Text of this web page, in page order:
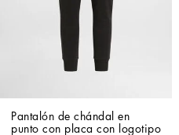
Pantalón de chándal en
punto con placa con logotipo